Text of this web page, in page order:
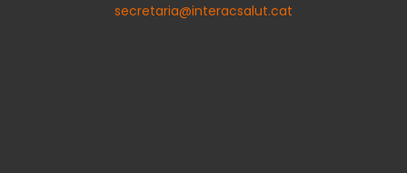
secretaria@interacsalut.cat